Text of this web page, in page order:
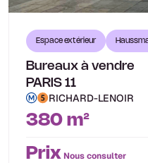
Espace extérieur
Bureaux à vendre
PARIS 11
RICHARD-LENOIR
380 m²
Prix Nous consulter